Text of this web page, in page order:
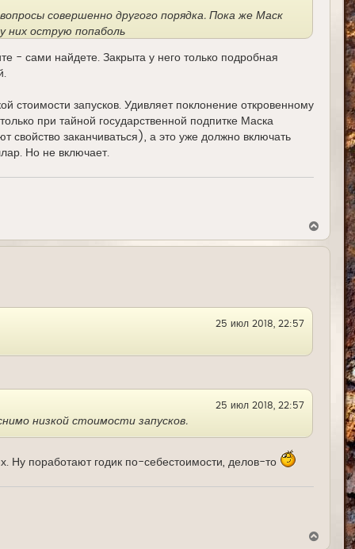
совершенно другого порядка. Пока же Маск
них острую попаболь
- сами найдете. Закрыта у него только подробная
стоимости запусков. Удивляет поклонение откровенному
при тайной государственной подпитке Маска
свойство заканчиваться), а это уже должно включать
Но не включает.
е
р
25 июл 2018, 22:57
25 июл 2018, 22:57
низкой стоимости запусков.
Ну поработают годик по-себестоимости, делов-то
е